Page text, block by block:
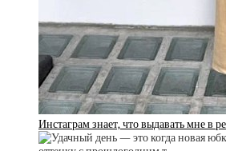
Инстаграм знает, что выдавать мне в